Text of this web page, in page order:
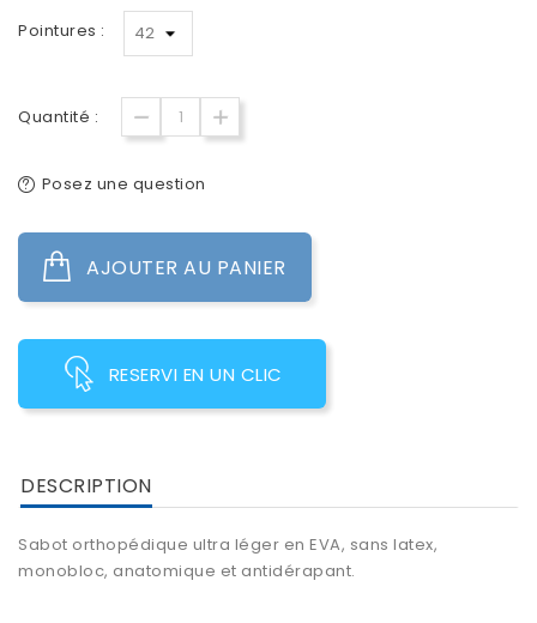
Pointures :
Quantité :
Posez une question
AJOUTER AU PANIER
RESERVI EN UN CLIC
DESCRIPTION
Sabot orthopédique ultra léger en EVA, sans latex,
monobloc, anatomique et antidérapant.